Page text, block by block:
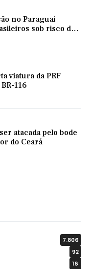
no Paraguai
sob risco de
viatura da PRF
116
atacada pelo bode
do Ceará
7.806
92
16